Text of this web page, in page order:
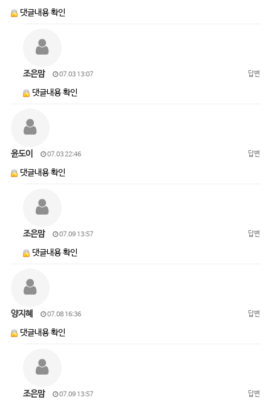
댓글내용 확인
조은맘 07.03 13:07 답변
댓글내용 확인
윤도이 07.03 22:46 답변
댓글내용 확인
조은맘 07.09 13:57 답변
댓글내용 확인
양지혜 07.08 16:36 답변
댓글내용 확인
조은맘 07.09 13:57 답변